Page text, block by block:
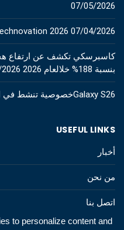
to personalize content and
07/05/2026
2026 07/04/2026
بنسبة 188% خلالعام 2026
Galaxy S26خصوصية تنشط في اللحظة المناسبة
USEFUL LINKS
أخبار
من نحن
اتصل بنا